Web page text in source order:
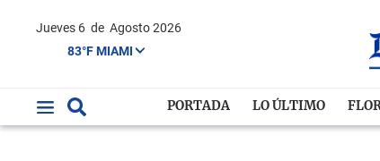
Jueves 6 de Agosto 2026
83°F MIAMI
PORTADA LO ÚLTIMO